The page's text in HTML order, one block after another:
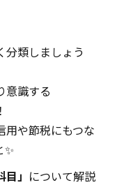
分類しましょう
意識する
用や節税にもつな
」 について解説